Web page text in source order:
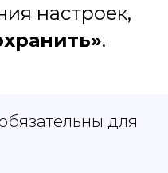
настроек,
.
для